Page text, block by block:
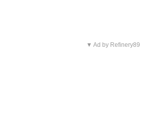
▼ Ad by Refinery89